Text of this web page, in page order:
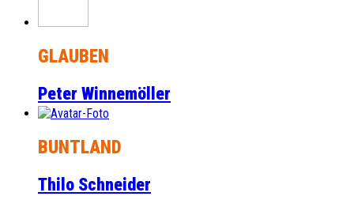
GLAUBEN
Peter Winnemöller
BUNTLAND
Thilo Schneider